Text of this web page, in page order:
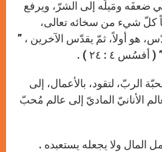
p
p
g
e
r
o
k
r
ضعفَه ومَيلَه إلى الشرّ، ويرفع
كلّ شيء من سخائه تعالى،
هو أولاً، ثمّ يقدّس الآخرين ، ”
٤ : ٢٤ ) .
الربّ، لتقود، بالأعمال، إلى
الأنانيّ الماديّ إلى عالم مُحبّ
المال ولا يجعله يستعبده .